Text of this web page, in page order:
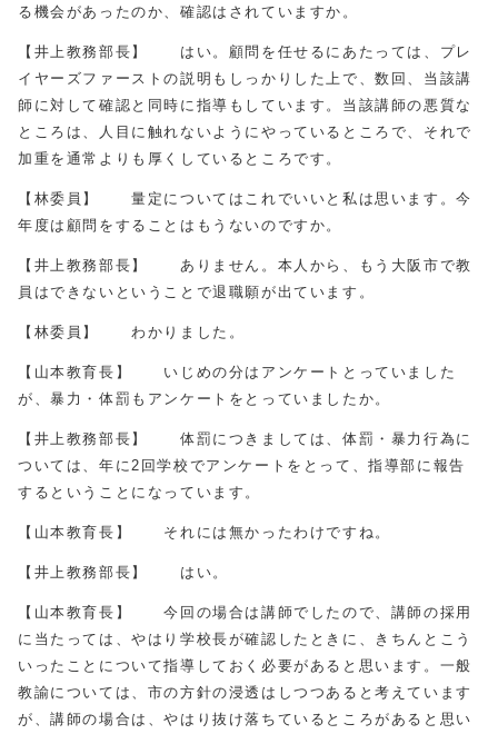
る機会があったのか、確認はされていますか。
【井上教務部長】 はい。顧問を任せるにあたっては、プレ
イヤーズファーストの説明もしっかりした上で、数回、当該講
師に対して確認と同時に指導もしています。当該講師の悪質な
ところは、人目に触れないようにやっているところで、それで
加重を通常よりも厚くしているところです。
【林委員】 量定についてはこれでいいと私は思います。今
年度は顧問をすることはもうないのですか。
【井上教務部長】 ありません。本人から、もう大阪市で教
員はできないということで退職願が出ています。
【林委員】 わかりました。
【山本教育長】 いじめの分はアンケートとっていました
が、暴力・体罰もアンケートをとっていましたか。
【井上教務部長】 体罰につきましては、体罰・暴力行為に
ついては、年に2回学校でアンケートをとって、指導部に報告
するということになっています。
【山本教育長】 それには無かったわけですね。
【井上教務部長】 はい。
【山本教育長】 今回の場合は講師でしたので、講師の採用
に当たっては、やはり学校長が確認したときに、きちんとこう
いったことについて指導しておく必要があると思います。一般
教諭については、市の方針の浸透はしつつあると考えています
が、講師の場合は、やはり抜け落ちているところがあると思い